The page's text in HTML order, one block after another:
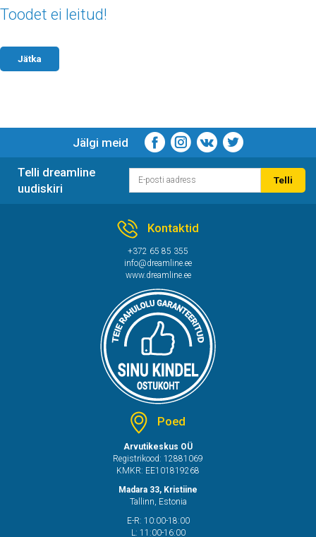
Toodet ei leitud!
Jätka
Jälgi meid
Telli dreamline
uudiskiri
Telli
Kontaktid
+372 65 85 355
info@dreamline.ee
www.dreamline.ee
Poed
Arvutikeskus OÜ
Registrikood: 12881069
KMKR: EE101819268
Madara 33, Kristiine
Tallinn, Estonia
E-R: 10:00-18:00
L: 11:00-16:00